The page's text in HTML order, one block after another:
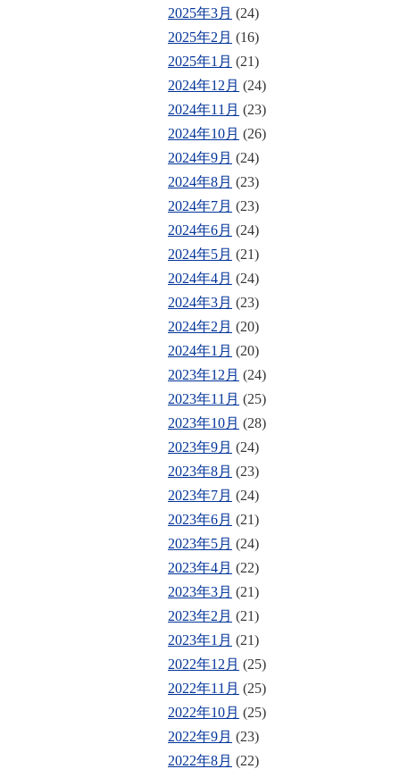
2025年3月 (24)
2025年2月 (16)
2025年1月 (21)
2024年12月 (24)
2024年11月 (23)
2024年10月 (26)
2024年9月 (24)
2024年8月 (23)
2024年7月 (23)
2024年6月 (24)
2024年5月 (21)
2024年4月 (24)
2024年3月 (23)
2024年2月 (20)
2024年1月 (20)
2023年12月 (24)
2023年11月 (25)
2023年10月 (28)
2023年9月 (24)
2023年8月 (23)
2023年7月 (24)
2023年6月 (21)
2023年5月 (24)
2023年4月 (22)
2023年3月 (21)
2023年2月 (21)
2023年1月 (21)
2022年12月 (25)
2022年11月 (25)
2022年10月 (25)
2022年9月 (23)
2022年8月 (22)